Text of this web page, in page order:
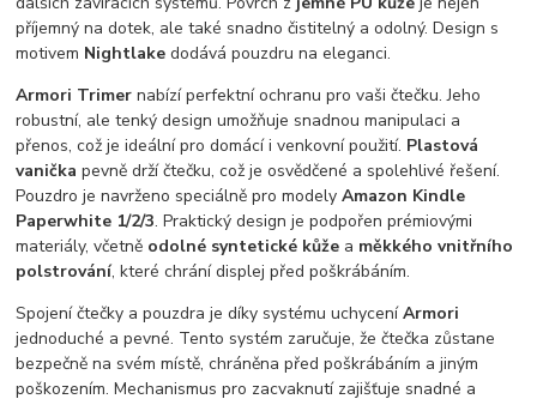
příjemný na dotek, ale také snadno čistitelný a odolný. Design s
motivem Nightlake dodává pouzdru na eleganci.
Armori Trimer nabízí perfektní ochranu pro vaši čtečku. Jeho
robustní, ale tenký design umožňuje snadnou manipulaci a
přenos, což je ideální pro domácí i venkovní použití. Plastová
vanička pevně drží čtečku, což je osvědčené a spolehlivé řešení.
Pouzdro je navrženo speciálně pro modely Amazon Kindle
Paperwhite 1/2/3. Praktický design je podpořen prémiovými
materiály, včetně odolné syntetické kůže a měkkého vnitřního
polstrování, které chrání displej před poškrábáním.
Spojení čtečky a pouzdra je díky systému uchyceníArmori
jednoduché a pevné. Tento systém zaručuje, že čtečka zůstane
bezpečně na svém místě, chráněna před poškrábáním a jiným
poškozením. Mechanismus pro zacvaknutí zajišťuje snadné a